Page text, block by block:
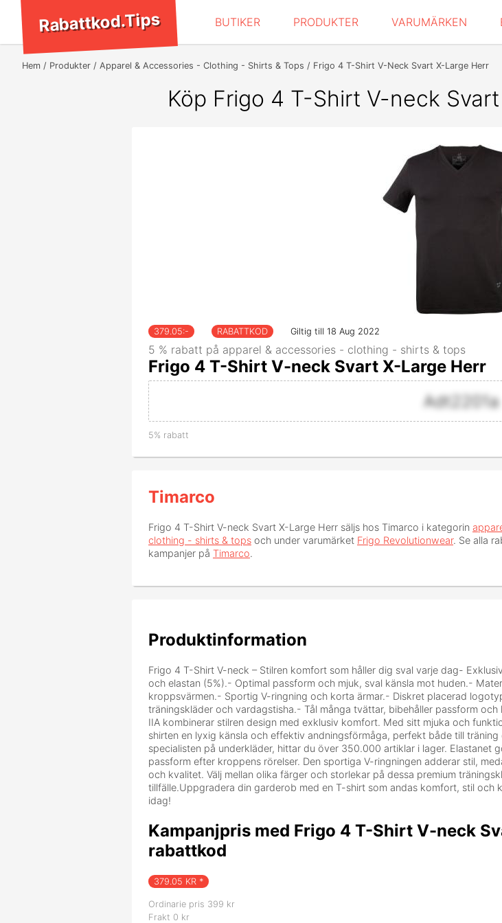
Rabattkod.Tips BUTIKER PRODUKTER VARUMÄRKEN
Hem Produkter Apparel & Accessories - Clothing - Shirts & Tops Frigo 4 T-Shirt V-Neck Svart X-Large Herr
Köp Frigo 4 T-Shirt V-neck
379.05:- RABATTKOD Giltig till 18 Aug 2022
5 % rabatt på apparel & accessories - clothing - shirts & tops
Frigo 4 T-Shirt V-neck Svart X-Large Herr
Adt2201a
5% rabatt
Timarco
Frigo 4 T-Shirt V-neck Svart X-Large Herr säljs hos Timarco i kategorin
clothing - shirts & tops och under varumärket Frigo Revolutionwear. Se alla
kampanjer på Timarco.
Produktinformation
Frigo 4 T-Shirt V-neck – Stilren komfort som håller dig sval varje dag-
och elastan (5%).- Optimal passform och mjuk, sval känsla mot huden.-
kroppsvärmen.- Sportig V-ringning och korta ärmar.- Diskret placerad
träningskläder och vardagstisha.- Tål många tvättar, bibehåller passform
IIA kombinerar stilren design med exklusiv komfort. Med sitt mjuka och
shirten en lyxig känsla och effektiv andningsförmåga, perfekt både till
specialisten på underkläder, hittar du över 350.000 artiklar i lager. Elastanet
passform efter kroppens rörelser. Den sportiga V-ringningen adderar stil,
och kvalitet. Välj mellan olika färger och storlekar på dessa premium
tillfälle.Uppgradera din garderob med en T-shirt som andas komfort, stil och
idag!
Kampanjpris med Frigo 4 T-Shirt V-neck
rabattkod
379.05 KR *
Ordinarie pris 399 kr
Frakt 0 kr